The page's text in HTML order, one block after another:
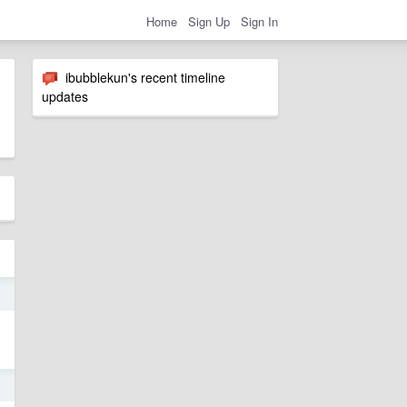
Home Sign Up Sign In
ibubblekun's recent timeline
updates